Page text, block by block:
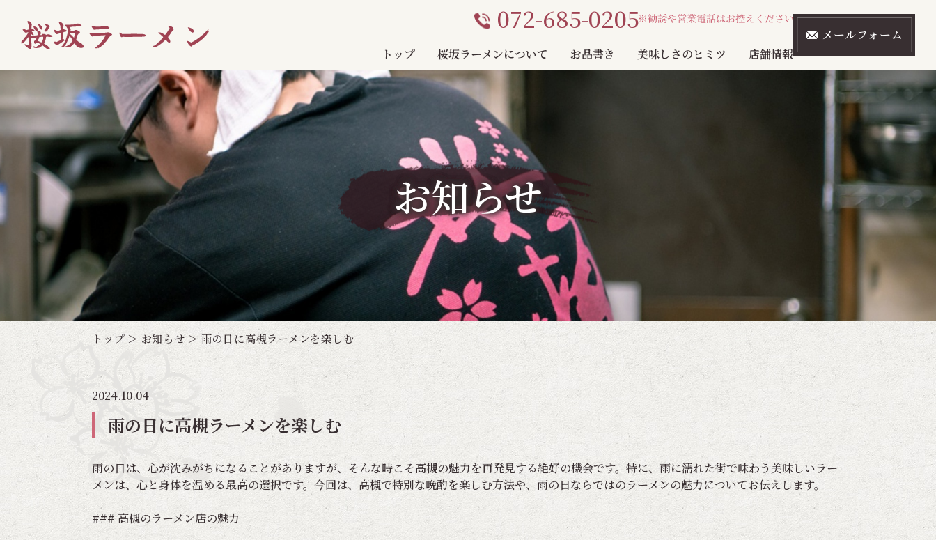
072-685-0205
トップ 桜坂ラーメンについて お品書き 美味しさのヒミツ 店舗情報
メールフォーム
お知らせ
トップ お知らせ 雨の日に高槻ラーメンを楽しむ
雨の日に高槻ラーメンを楽しむ
2024.10.04
雨の日は、心が沈みがちになることがありますが、そんな時こそ高槻の魅力を再発見する絶好の機会です。特に、雨に濡れた街で味わう美味しいラー
メンは、心と身体を温める最高の選択です。今回は、高槻で特別な晩酌を楽しむ方法や、雨の日ならではのラーメンの魅力についてお伝えします。
### 高槻のラーメン店の魅力